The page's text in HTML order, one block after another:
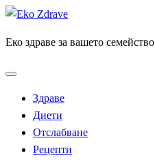
Skip
content
Еко здраве за вашето семейство
Здраве
Диети
Отслабване
Рецепти